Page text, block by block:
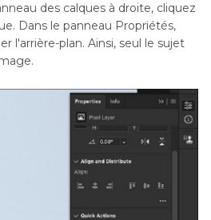
des calques à droite, cliquez
Dans le panneau Propriétés,
l'arrière-plan. Ainsi, seul le sujet